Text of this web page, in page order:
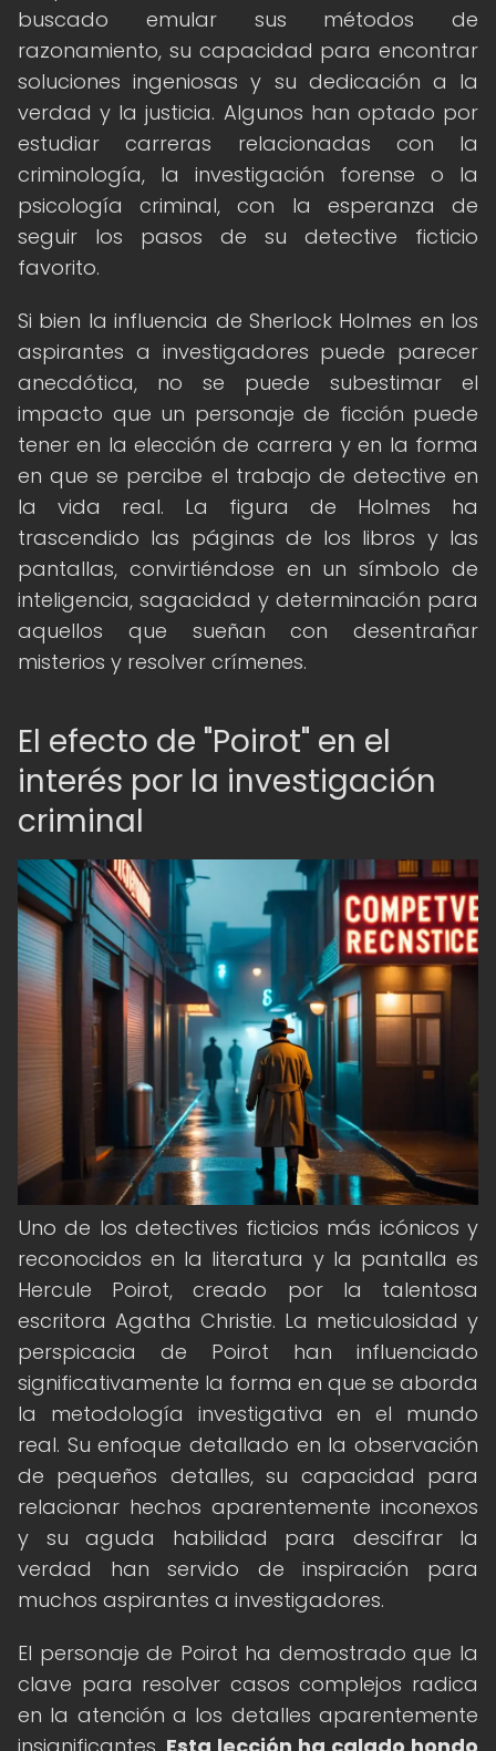
buscado emular sus métodos de
razonamiento, su capacidad para encontrar
soluciones ingeniosas y su dedicación a la
verdad y la justicia. Algunos han optado por
estudiar carreras relacionadas con la
criminología, la investigación forense o la
psicología criminal, con la esperanza de
seguir los pasos de su detective ficticio
favorito.
Si bien la influencia de Sherlock Holmes en los
aspirantes a investigadores puede parecer
anecdótica, no se puede subestimar el
impacto que un personaje de ficción puede
tener en la elección de carrera y en la forma
en que se percibe el trabajo de detective en
la vida real. La figura de Holmes ha
trascendido las páginas de los libros y las
pantallas, convirtiéndose en un símbolo de
inteligencia, sagacidad y determinación para
aquellos que sueñan con desentrañar
misterios y resolver crímenes.
El efecto de "Poirot" en el
interés por la investigación
criminal
Uno de los detectives ficticios más icónicos y
reconocidos en la literatura y la pantalla es
Hercule Poirot, creado por la talentosa
escritora Agatha Christie. La meticulosidad y
perspicacia de Poirot han influenciado
significativamente la forma en que se aborda
la metodología investigativa en el mundo
real. Su enfoque detallado en la observación
de pequeños detalles, su capacidad para
relacionar hechos aparentemente inconexos
y su aguda habilidad para descifrar la
verdad han servido de inspiración para
muchos aspirantes a investigadores.
El personaje de Poirot ha demostrado que la
clave para resolver casos complejos radica
en la atención a los detalles aparentemente